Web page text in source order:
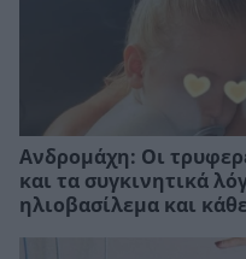
Ανδρομάχη: Οι
και τα συγκινητικά
ηλιοβασίλεμα και